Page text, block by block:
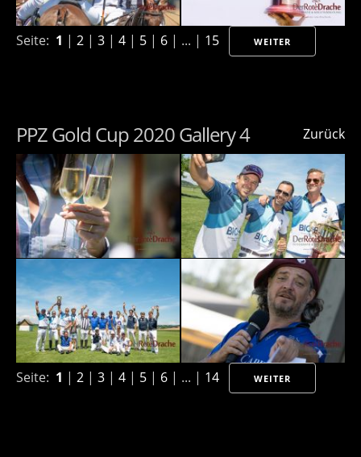
Seite: 1 | 2 | 3 | 4 | 5 | 6 | ... | 15 WEITER
Zurück
PPZ Gold Cup 2020 Gallery 4
Seite: 1 | 2 | 3 | 4 | 5 | 6 | ... | 14 WEITER